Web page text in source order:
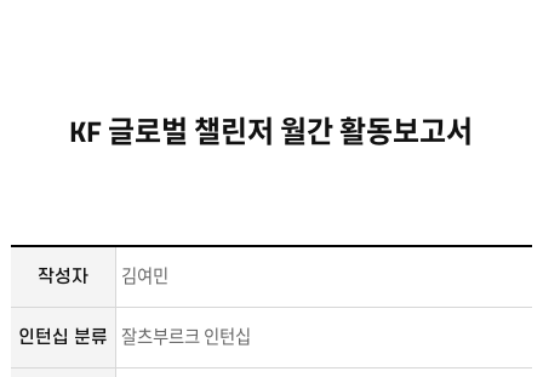
KF 글로벌 챌린저 월간 활동보고서
작성자 김여민
인턴십 분류 잘츠부르크 인턴십